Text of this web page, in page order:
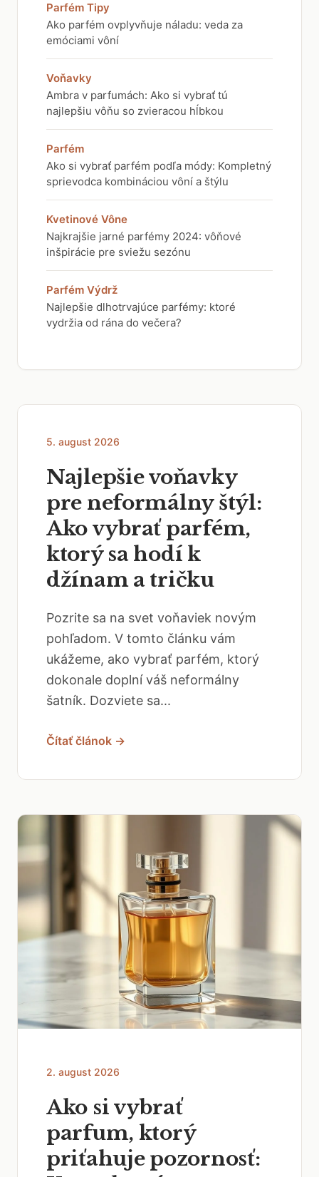
Parfém Tipy
Ako parfém ovplyvňuje náladu: veda za
emóciami vôní
Voňavky
Ambra v parfumách: Ako si vybrať tú
najlepšiu vôňu so zvieracou hĺbkou
Parfém
Ako si vybrať parfém podľa módy: Kompletný
sprievodca kombináciou vôní a štýlu
Kvetinové Vône
Najkrajšie jarné parfémy 2024: vôňové
inšpirácie pre sviežu sezónu
Parfém Výdrž
Najlepšie dlhotrvajúce parfémy: ktoré
vydržia od rána do večera?
5. august 2026
Najlepšie voňavky
pre neformálny štýl:
Ako vybrať parfém,
ktorý sa hodí k
džínam a tričku
Pozrite sa na svet voňaviek novým
pohľadom. V tomto článku vám
ukážeme, ako vybrať parfém, ktorý
dokonale doplní váš neformálny
šatník. Dozviete sa...
Čítať článok →
2. august 2026
Ako si vybrať
parfum, ktorý
priťahuje pozornosť: